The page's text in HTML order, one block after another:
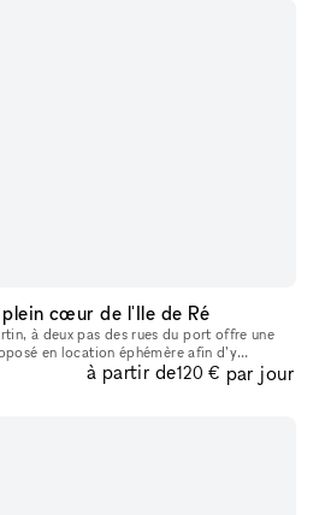
cœur de l'Ile de Ré
deux pas des rues du port offre une
en location éphémère afin d’y
Up Stores, Showrooms, Cocktails
à partir de120 € par jour